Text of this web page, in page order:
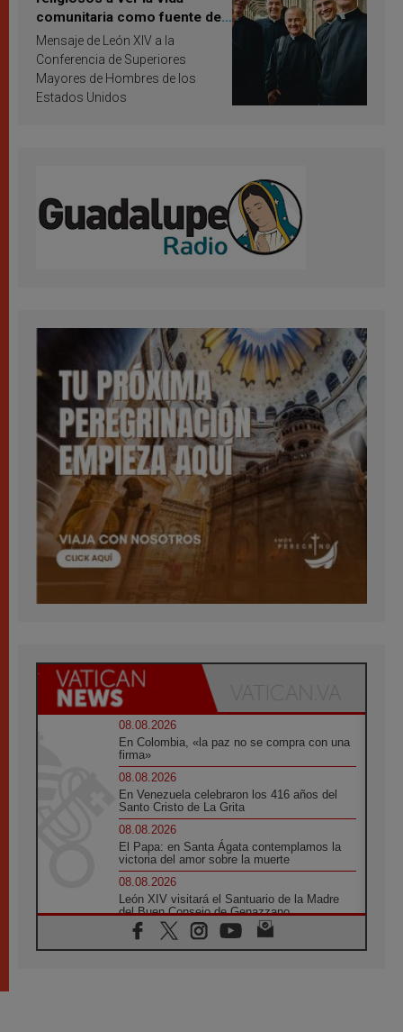
comunitaria como fuente de
inspiración y santificación
Mensaje de León XIV a la
Conferencia de Superiores
Mayores de Hombres de los
Estados Unidos
08.08.2026
En Colombia, «la paz no se compra con una
firma»
08.08.2026
En Venezuela celebraron los 416 años del
Santo Cristo de La Grita
08.08.2026
El Papa: en Santa Ágata contemplamos la
victoria del amor sobre la muerte
08.08.2026
León XIV visitará el Santuario de la Madre
del Buen Consejo de Genazzano
07.08.2026
Filipinas: el Vicariato Apostólico de Calapán